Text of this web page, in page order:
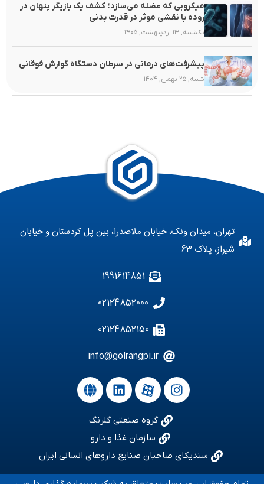
میکروبی که عضله می‌سازد؛ کشف یک بازیگر پنهان در
روده با نقشی موثر در قدرت بدنی
یکشنبه, ۱۳ اردیبهشت, ۱۴۰۵
پیشرفت‌های درمانی در سرطان دستگاه گوارش فوقانی
شنبه, ۲۵ بهمن, ۱۴۰۴
تهران، میدان ونک، خیابان ملاصدرا، بین پل کردستان و خیابان
شیراز، پلاک 63
1991614851
02124852000
02124852150
info@golrangpi.ir
گروه صنعتی گلرنگ
سازمان غذا و دارو
سندیکای صاحبان صنایع داروهای انسانی ایران